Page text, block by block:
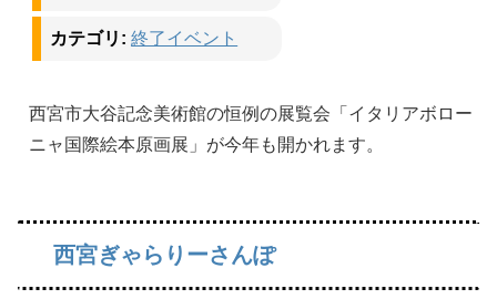
カテゴリ: 終了イベント
西宮市大谷記念美術館の恒例の展覧会「イタリアボロー
ニャ国際絵本原画展」が今年も開かれます。
西宮ぎゃらりーさんぽ